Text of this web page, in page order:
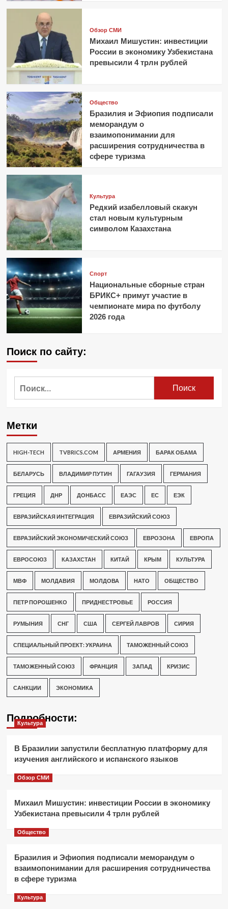
Обзор СМИ
Михаил Мишустин: инвестиции
России в экономику Узбекистана
превысили 4 трлн рублей
Общество
Бразилия и Эфиопия подписали
меморандум о
взаимопонимании для
расширения сотрудничества в
сфере туризма
Культура
Редкий изабелловый скакун
стал новым культурным
символом Казахстана
Спорт
Национальные сборные стран
БРИКС+ примут участие в
чемпионате мира по футболу
2026 года
Поиск по сайту:
Метки
HIGH-TECH TVBRICS.COM АРМЕНИЯ БАРАК ОБАМА
БЕЛАРУСЬ ВЛАДИМИР ПУТИН ГАГАУЗИЯ ГЕРМАНИЯ
ГРЕЦИЯ ДНР ДОНБАСС ЕАЭС ЕС ЕЭК
ЕВРАЗИЙСКАЯ ИНТЕГРАЦИЯ ЕВРАЗИЙСКИЙ СОЮЗ
ЕВРАЗИЙСКИЙ ЭКОНОМИЧЕСКИЙ СОЮЗ ЕВРОЗОНА ЕВРОПА
ЕВРОСОЮЗ КАЗАХСТАН КИТАЙ КРЫМ КУЛЬТУРА
МВФ МОЛДАВИЯ МОЛДОВА НАТО ОБЩЕСТВО
ПЕТР ПОРОШЕНКО ПРИДНЕСТРОВЬЕ РОССИЯ
РУМЫНИЯ СНГ США СЕРГЕЙ ЛАВРОВ СИРИЯ
СПЕЦИАЛЬНЫЙ ПРОЕКТ: УКРАИНА ТАМОЖЕННЫЙ СОЮЗ
ТАМОЖЕННЫЙ СОЮЗ ФРАНЦИЯ ЗАПАД КРИЗИС
САНКЦИИ ЭКОНОМИКА
Подробности:
Культура
В Бразилии запустили бесплатную платформу для
изучения английского и испанского языков
Обзор СМИ
Михаил Мишустин: инвестиции России в экономику
Узбекистана превысили 4 трлн рублей
Общество
Бразилия и Эфиопия подписали меморандум о
взаимопонимании для расширения сотрудничества
в сфере туризма
Культура